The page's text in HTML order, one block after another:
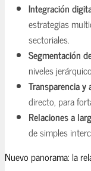
Integración
estrategias
sectoriales.
Segmentación
niveles
Transparencia y
directo, para
Relaciones a
de simples
Nuevo panorama: la